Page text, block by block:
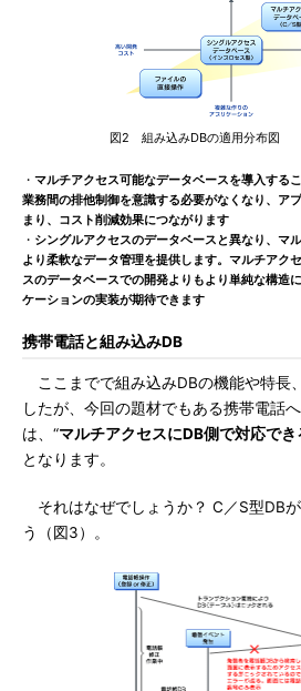
図2 組み込みDBの適用分布図
・ マルチアクセス可能なデータベースを導入する
業務間の排他制御を意識する必要がなくなり、ア
まり、コスト削減効果につながります
・ シングルアクセスのデータベースと異なり、マ
より柔軟なデータ管理を提供します。マルチアク
スのデータベースでの開発よりもより単純な構造
ケーションの実装が期待できます
携帯電話と組み込みDB
ここまでで組み込みDBの機能や特長
したが、今回の題材でもある携帯電話
は、“マルチアクセスにDB側で対応でき
となります。
それはなぜでしょうか？ C／S型DB
う（図3）。